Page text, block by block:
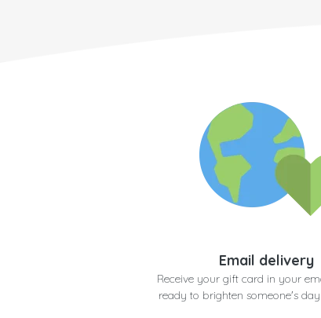
Email delivery
Receive your gift card in your
ready to brighten someone's